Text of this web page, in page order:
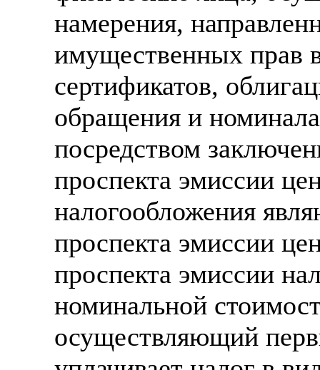
намерения,
имущественных прав
сертификатов,
обращения и
посредством
проспекта эмиссии
налогообложения
проспекта эмиссии
проспекта эмиссии
номинальной
осуществляющий